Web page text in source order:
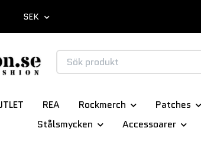
SEK
REA Rockmerch Patches
Stålsmycken
Accessoarer